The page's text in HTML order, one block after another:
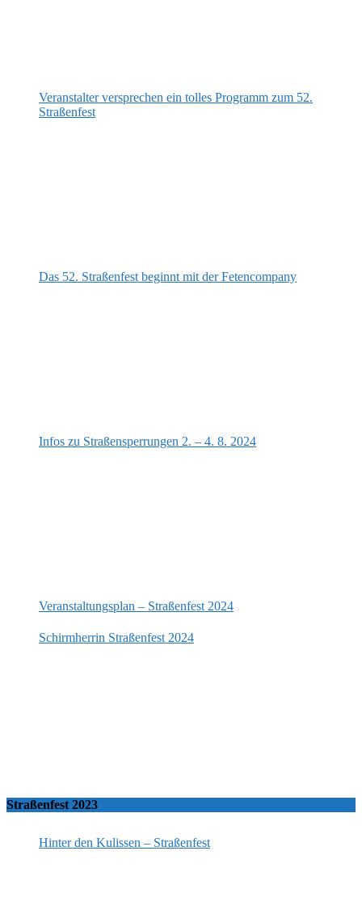
Veranstalter versprechen ein tolles Programm zum 52.
Straßenfest
Das 52. Straßenfest beginnt mit der Fetencompany
Infos zu Straßensperrungen 2. – 4. 8. 2024
Veranstaltungsplan – Straßenfest 2024
Schirmherrin Straßenfest 2024
Straßenfest 2023
Hinter den Kulissen – Straßenfest